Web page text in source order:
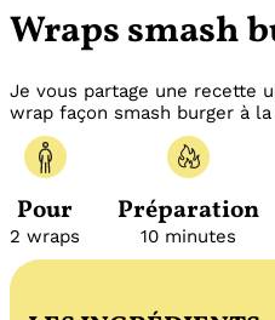
Wraps smash
Je vous partage une recette
wrap façon smash burger à
Pour
2 wraps
Préparation
10 minutes